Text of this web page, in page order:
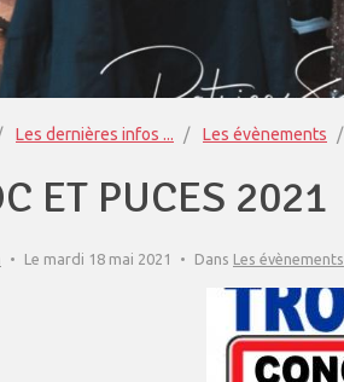
Les dernières infos ... Les évènements
ET PUCES 2021
Le mardi 18 mai 2021 Dans Les évènements